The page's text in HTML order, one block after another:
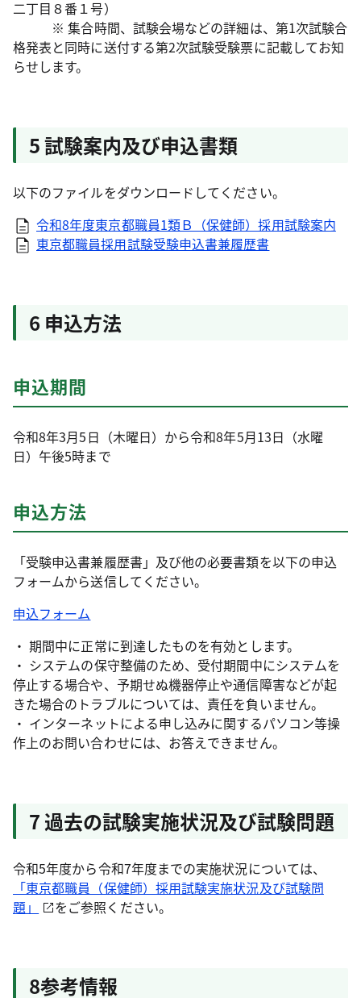
二丁目８番１号）
※ 集合時間、試験会場などの詳細は、第1次試験合
格発表と同時に送付する第2次試験受験票に記載してお知
らせします。
5 試験案内及び申込書類
以下のファイルをダウンロードしてください。
令和8年度東京都職員1類Ｂ（保健師）採用試験案内
東京都職員採用試験受験申込書兼履歴書
6 申込方法
申込期間
令和8年3月5日（木曜日）から令和8年5月13日（水曜
日）午後5時まで
申込方法
「受験申込書兼履歴書」及び他の必要書類を以下の申込
フォームから送信してください。
申込フォーム
・ 期間中に正常に到達したものを有効とします。
・ システムの保守整備のため、受付期間中にシステムを
停止する場合や、予期せぬ機器停止や通信障害などが起
きた場合のトラブルについては、責任を負いません。
・ インターネットによる申し込みに関するパソコン等操
作上のお問い合わせには、お答えできません。
7 過去の試験実施状況及び試験問題
令和5年度から令和7年度までの実施状況については、
「東京都職員（保健師）採用試験実施状況及び試験問
題」
をご参照ください。
8参考情報